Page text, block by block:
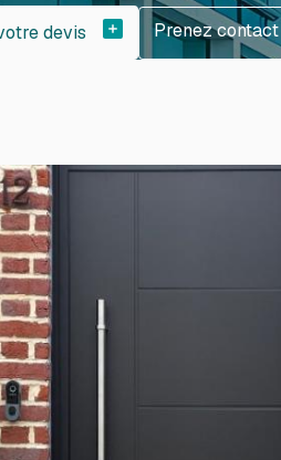
devis Prenez contact